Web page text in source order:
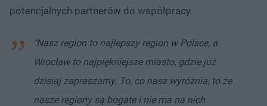
potencjalnych partnerów do współpracy.
"Nasz region to najlepszy region w Polsce, a
Wrocław to najpiękniejsze miasto, gdzie już
dzisiaj zapraszamy. To, co nasz wyróżnia, to że
nasze regiony są bogate i nie ma na nich